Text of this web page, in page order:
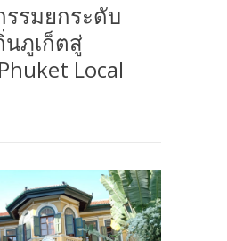
รรมยกระดับ
นภูเก็ตสู่
Local